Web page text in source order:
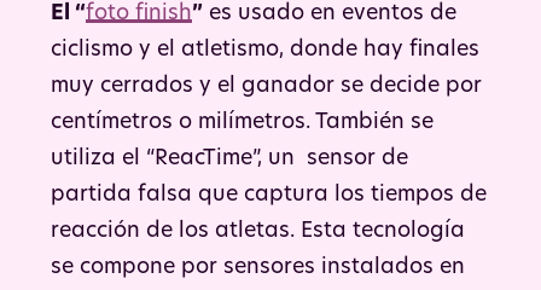
El “foto finish” es usado en eventos de
ciclismo y el atletismo, donde hay finales
muy cerrados y el ganador se decide por
centímetros o milímetros. También se
utiliza el “ReacTime”, un sensor de
partida falsa que captura los tiempos de
reacción de los atletas. Esta tecnología
se compone por sensores instalados en